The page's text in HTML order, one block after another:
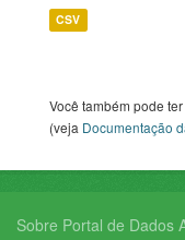
CSV
Você também pode
(veja Documentação
Sobre Portal de Dados